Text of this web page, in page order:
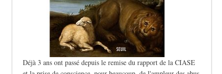
Déjà 3 ans ont passé depuis le remise du rapport de la CIASE